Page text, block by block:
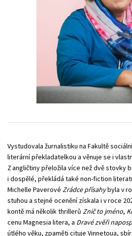
Zahraniční
Všechny tituly
Vystudovala žurnalistiku na Fakultě
literární překladatelkou a věnuje se i
Z angličtiny přeložila více než dvě stovky
i dospělé, překládá také non-fiction
Michelle Paverové Zrádce přísahybyla v
stuhou a stejné ocenění získala i v roce
kontě má několik thrillerů Znič to jméno,
cenu Magnesia litera, a Dravé zvěři
útlého věku, zpaměti cituje Vinnetoua,